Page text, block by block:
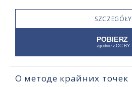
SZCZEGÓŁY
О методе крайних точек